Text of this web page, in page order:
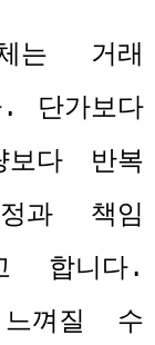
는 거래
. 단가보다
보다 반복
정과 책임
합니다.
껴질 수